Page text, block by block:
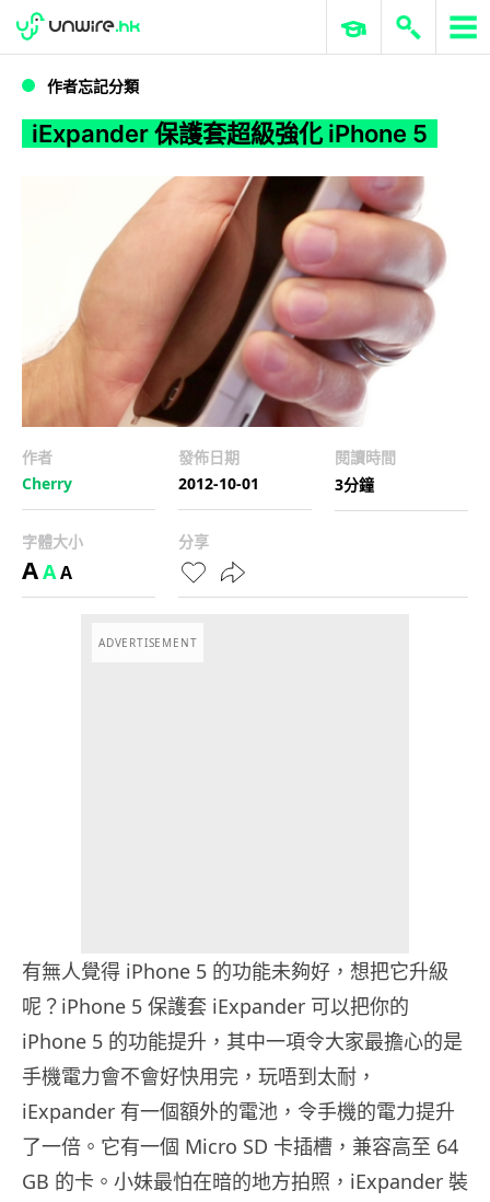
iExpander 保護套超級強化 iPhone 5
WWDC 2026 ERP 與商業 AI
作者忘記分類
iExpander 保護套超級強化 iPhone 5
作者
Cherry
發佈日期
2012-10-01
閱讀時間
3分鐘
字體大小
AAA
分享
ADVERTISEMENT
有無人覺得 iPhone 5 的功能未夠好，想把它升級
呢？iPhone 5 保護套 iExpander 可以把你的
iPhone 5 的功能提升，其中一項令大家最擔心的是
手機電力會不會好快用完，玩唔到太耐，
iExpander 有一個額外的電池，令手機的電力提升
了一倍。它有一個 Micro SD 卡插槽，兼容高至 64
GB 的卡。小妹最怕在暗的地方拍照，iExpander 裝